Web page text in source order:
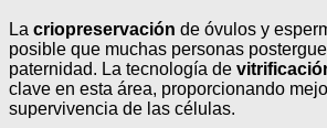
La criopreservación de óvulos y
posible que muchas personas
paternidad. La tecnología de
clave en esta área, proporcionando
supervivencia de las células.